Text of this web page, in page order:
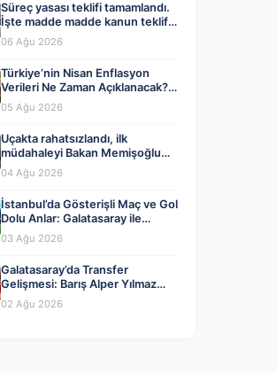
Süreç yasası teklifi tamamlandı.
İşte madde madde kanun teklifi
ve gerekçelerinin tam metni
06 Ağu 2026
Türkiye’nin Nisan Enflasyon
Verileri Ne Zaman Açıklanacak?
Ekonomistlerin Tahminleri ve
Beklentiler
05 Ağu 2026
Uçakta rahatsızlandı, ilk
müdahaleyi Bakan Memişoğlu
yaptı
04 Ağu 2026
İstanbul’da Gösterişli Maç ve Gol
Dolu Anlar: Galatasaray ile
Rennes Berabere Kaldı
03 Ağu 2026
Galatasaray’da Transfer
Gelişmesi: Barış Alper Yılmaz
Ayrılığı mı Yaklaşıyor?
02 Ağu 2026